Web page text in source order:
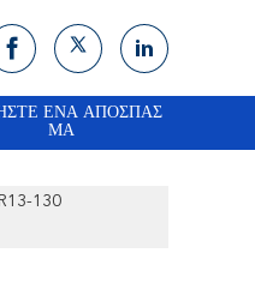
ΈΝΑ ΑΠΌΣΠΑΣ
ΜΑ
130